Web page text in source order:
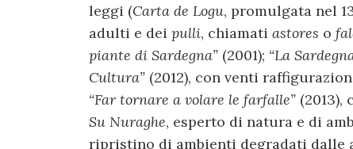
leggi (Carta de Logu, promulgata nel
adulti e dei pulli, chiamati astores o
piante di Sardegna” (2001); “La
Cultura” (2012), con venti
“Far tornare a volare le farfalle”
Su Nuraghe, esperto di natura e di
ripristino di ambienti degradati dalle